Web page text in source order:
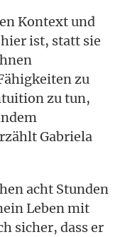
Kontext und
ist, statt sie
zu
zu tun,
Gabriela
acht Stunden
Leben mit
sicher, dass er